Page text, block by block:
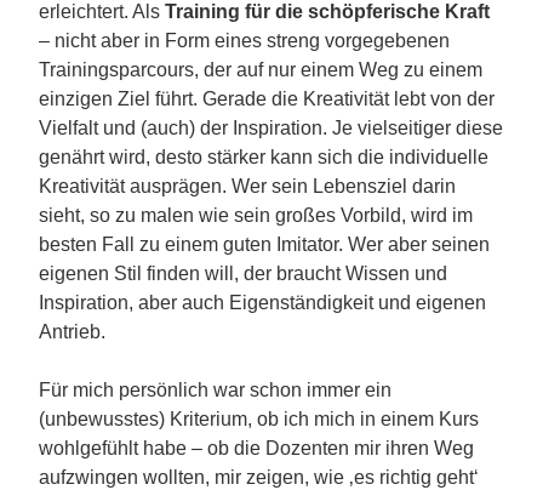
erleichtert. Als Training für die schöpferische Kraft
– nicht aber in Form eines streng vorgegebenen
Trainingsparcours, der auf nur einem Weg zu einem
einzigen Ziel führt. Gerade die Kreativität lebt von der
Vielfalt und (auch) der Inspiration. Je vielseitiger diese
genährt wird, desto stärker kann sich die individuelle
Kreativität ausprägen. Wer sein Lebensziel darin
sieht, so zu malen wie sein großes Vorbild, wird im
besten Fall zu einem guten Imitator. Wer aber seinen
eigenen Stil finden will, der braucht Wissen und
Inspiration, aber auch Eigenständigkeit und eigenen
Antrieb.
Für mich persönlich war schon immer ein
(unbewusstes) Kriterium, ob ich mich in einem Kurs
wohlgefühlt habe – ob die Dozenten mir ihren Weg
aufzwingen wollten, mir zeigen, wie ‚es richtig geht‘